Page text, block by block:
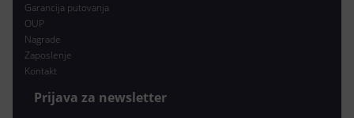
Garancija putovanja
OUP
Nagrade
Zaposlenje
Kontakt
Prijava za newsletter